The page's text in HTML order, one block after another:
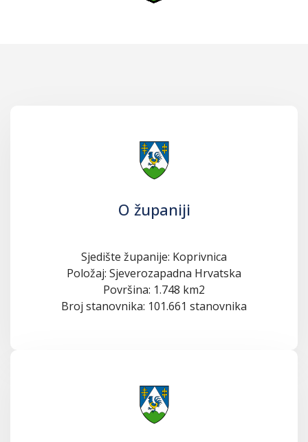
O županiji
Sjedište županije: Koprivnica
Položaj: Sjeverozapadna Hrvatska
Površina: 1.748 km2
Broj stanovnika: 101.661 stanovnika